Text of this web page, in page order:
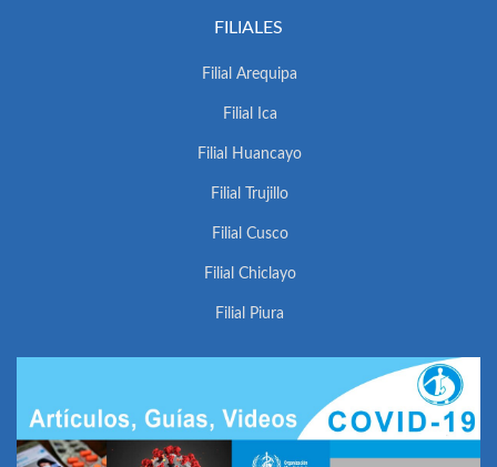
FILIALES
Filial Arequipa
Filial Ica
Filial Huancayo
Filial Trujillo
Filial Cusco
Filial Chiclayo
Filial Piura